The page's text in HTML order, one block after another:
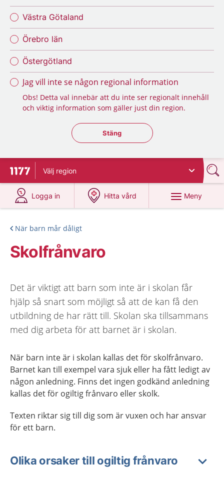
Västra Götaland
Örebro län
Östergötland
Jag vill inte se någon regional information
Obs! Detta val innebär att du inte ser regionalt innehåll
och viktig information som gäller just din region.
Stäng regionsväljaren
Stäng
Till startsidan för 1177
Välj region
Logga in
på 1177.se
Hitta vård
på 1177.se
Meny
När barn mår dåligt
Skolfrånvaro
Det är viktigt att barn som inte är i skolan får
hjälp så snart som möjligt så att de kan få den
utbildning de har rätt till. Skolan ska tillsammans
med dig arbeta för att barnet är i skolan.
När barn inte är i skolan kallas det för skolfrånvaro.
Barnet kan till exempel vara sjuk eller ha fått ledigt av
någon anledning. Finns det ingen godkänd anledning
kallas det för ogiltig frånvaro eller skolk.
Texten riktar sig till dig som är vuxen och har ansvar
för ett barn.
Olika orsaker till ogiltig frånvaro